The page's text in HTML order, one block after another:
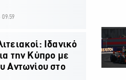
Ιδανικό
την Κύπρο με
Αντωνίου στο